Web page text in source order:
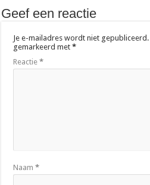
Geef een reactie
Je e-mailadres wordt niet gepubliceerd.
gemarkeerd met*
Reactie*
Naam*